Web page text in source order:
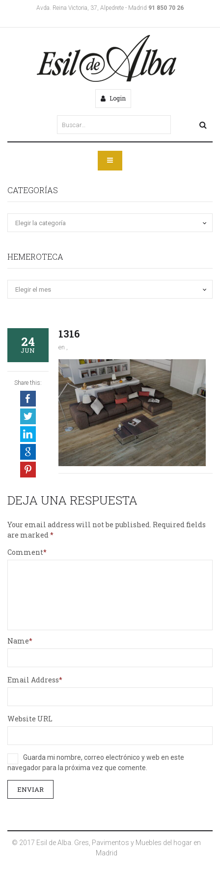
Avda. Reina Victoria, 37, Alpedrete - Madrid 91 850 70 26
Login
CATEGORÍAS
HEMEROTECA
24
JUN
Share this:
1316
en ,
DEJA UNA RESPUESTA
Your email address will not be published. Required fields
are marked
Comment
Name
Email Address
Website URL
Guarda mi nombre, correo electrónico y web en este
navegador para la próxima vez que comente.
© 2017 Esil de Alba. Gres, Pavimentos y Muebles del hogar en
Madrid